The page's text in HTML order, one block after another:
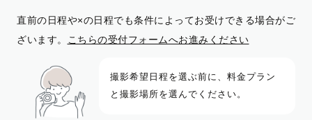
直前の日程や×の日程でも条件によってお受けできる場合がご
ざいます。
こちらの受付フォームへお進みください
撮影希望日程を選ぶ前に、料金プラン
と撮影場所を選んでください。